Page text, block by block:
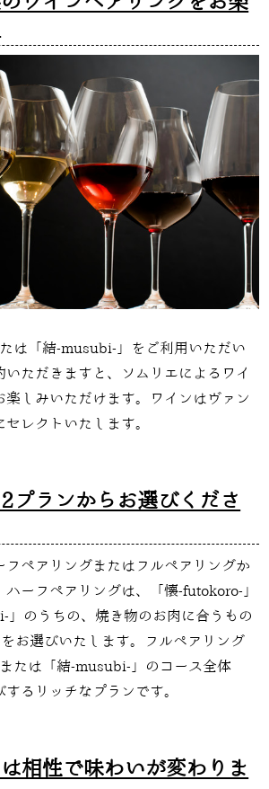
は「結-musubi-」
をご利用いただい
いただきますと、ソムリエによるワイ
楽しみいただけます。ワインはヴァン
レクトいたします。
プランからお選びくださ
フペアリングまたはフルペアリングか
ハーフペアリングは、「懐-futokoro-」
のうちの、焼き物のお肉に合うもの
お選びいたします。フルペアリング
または「結-musubi-」
のコース全体
るリッチなプランです。
相性で味わいが変わりま